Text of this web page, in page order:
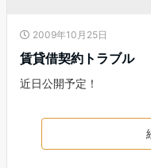
2009年10月25日
賃貸借契約トラブル
近日公開予定！